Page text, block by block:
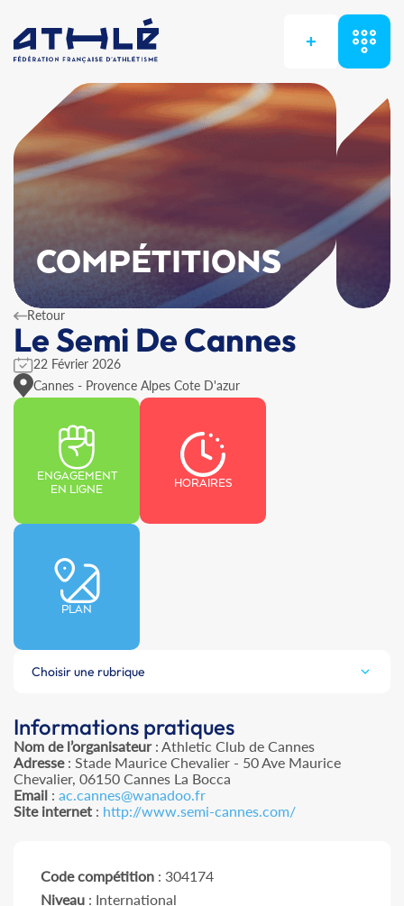
+
COMPÉTITIONS
Retour
Le Semi De Cannes
22 Février 2026
Cannes - Provence Alpes Cote D'azur
ENGAGEMENT
EN LIGNE
HORAIRES
PLAN
Choisir une rubrique
Informations pratiques
Nom de l’organisateur: Athletic Club de Cannes
Adresse: Stade Maurice Chevalier - 50 Ave Maurice
Chevalier, 06150 Cannes La Bocca
Email : ac.cannes@wanadoo.fr
Site internet : http://www.semi-cannes.com/
Code compétition : 304174
Niveau : International